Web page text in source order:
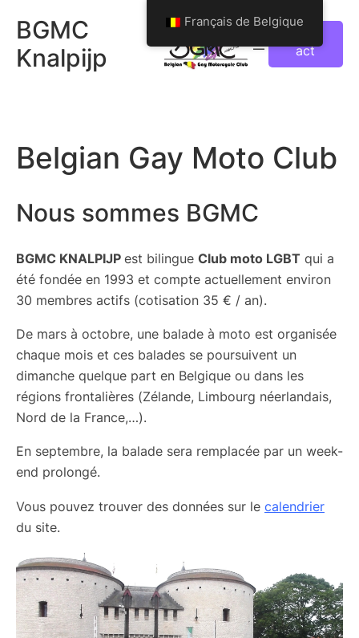
contenu
BGMC
Knalpijp
act
Belgian Gay Moto Club
Nous sommes BGMC
BGMC KNALPIJP est bilingue Club moto LGBT qui a
été fondée en 1993 et compte actuellement environ
30 membres actifs (cotisation 35 € / an).
De mars à octobre, une balade à moto est organisée
chaque mois et ces balades se poursuivent un
dimanche quelque part en Belgique ou dans les
régions frontalières (Zélande, Limbourg néerlandais,
Nord de la France,…).
En septembre, la balade sera remplacée par un week-
end prolongé.
Vous pouvez trouver des données sur le calendrier
du site.
Français de Belgique